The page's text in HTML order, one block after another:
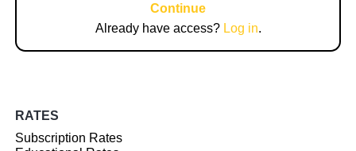
Continue
Already have access? Log in.
RATES
Subscription Rates